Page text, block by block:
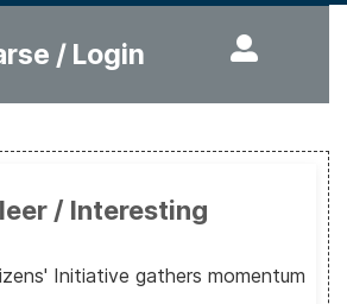
/ Login
/ Interesting
Initiative gathers momentum